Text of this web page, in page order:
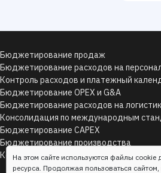
Бюджетирование продаж
Бюджетирование расходов на
Контроль расходов и платежный
Бюджетирование OPEX и G&A
Бюджетирование расходов на
Консолидация по международным
Бюджетирование CAPEX
Бюджетирование производства
Консолидация по управленческим
© 2007 - 2026Все права защищены
На этом сайте используются файлы cookie
ресурса. Продолжая пользоваться сайтом,